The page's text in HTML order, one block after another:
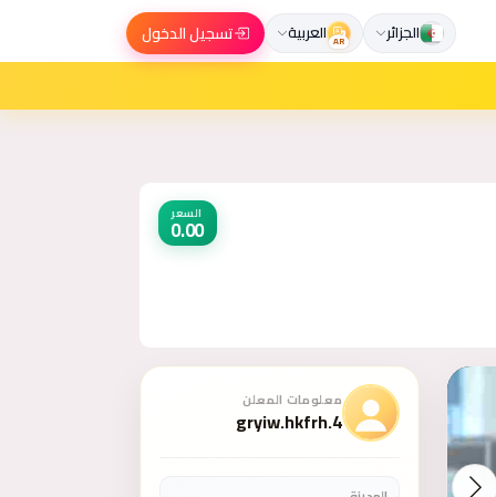
الجزائر AR العربية تسجيل الدخول
السعر
0.00
معلومات المعلن
gryiw.hkfrh.4